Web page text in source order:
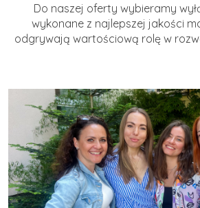
Do naszej oferty wybieramy
wykonane z najlepszej jakości
odgrywają wartościową rolę w